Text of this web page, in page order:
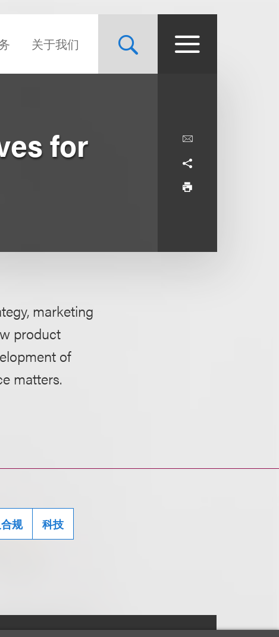
关于我们
for
marketing
product
of
matters.
规 科技